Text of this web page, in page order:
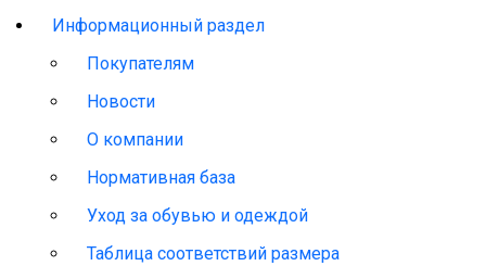
Информационный раздел
Покупателям
Новости
О компании
Нормативная база
Уход за обувью и одеждой
Таблица соответствий размера